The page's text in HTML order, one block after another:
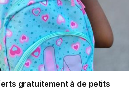
gratuitement à de petits